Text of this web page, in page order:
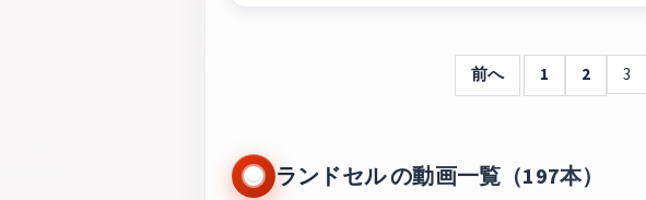
前へ 1 2 3
ランドセル の動画一覧（197本）